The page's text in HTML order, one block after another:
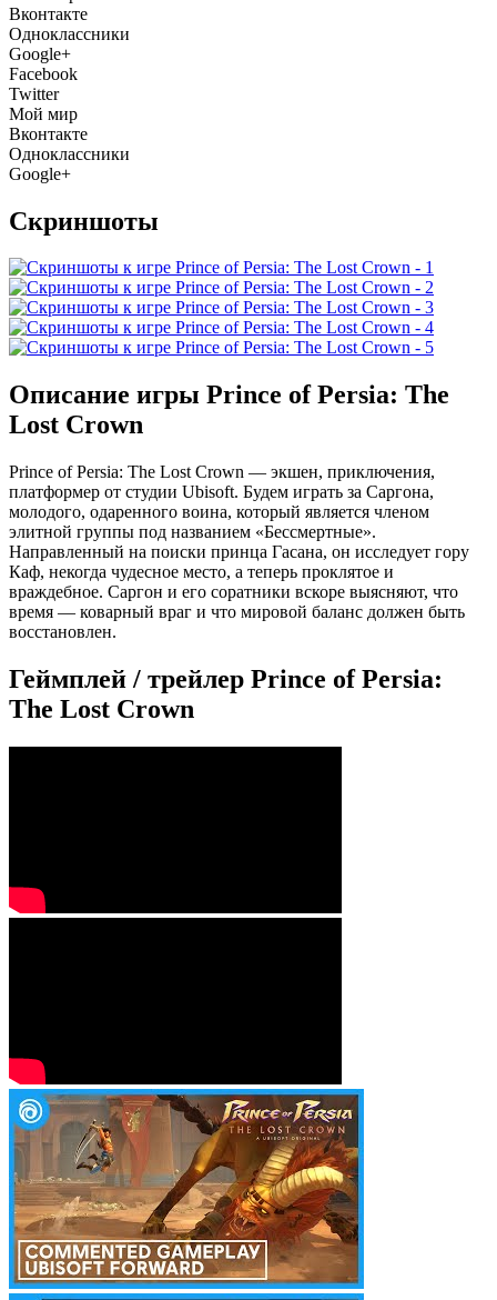
Вконтакте
Одноклассники
Google+
Facebook
Twitter
Мой мир
Вконтакте
Одноклассники
Google+
Скриншоты
Описание игры Prince of Persia: The
Lost Crown
Prince of Persia: The Lost Crown — экшен, приключения,
платформер от студии Ubisoft. Будем играть за Саргона,
молодого, одаренного воина, который является членом
элитной группы под названием «Бессмертные».
Направленный на поиски принца Гасана, он исследует гору
Каф, некогда чудесное место, а теперь проклятое и
враждебное. Саргон и его соратники вскоре выясняют, что
время — коварный враг и что мировой баланс должен быть
восстановлен.
Геймплей / трейлер Prince of Persia:
The Lost Crown